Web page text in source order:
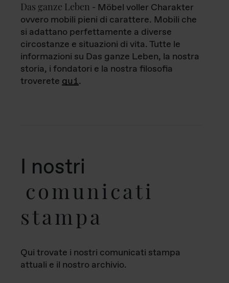
Das ganze Leben - Möbel voller Charakter
ovvero mobili pieni di carattere. Mobili che
si adattano perfettamente a diverse
circostanze e situazioni di vita. Tutte le
informazioni su Das ganze Leben, la nostra
storia, i fondatori e la nostra filosofia
troverete qui.
I nostri
comunicati
stampa
Qui trovate i nostri comunicati stampa
attuali e il nostro archivio.